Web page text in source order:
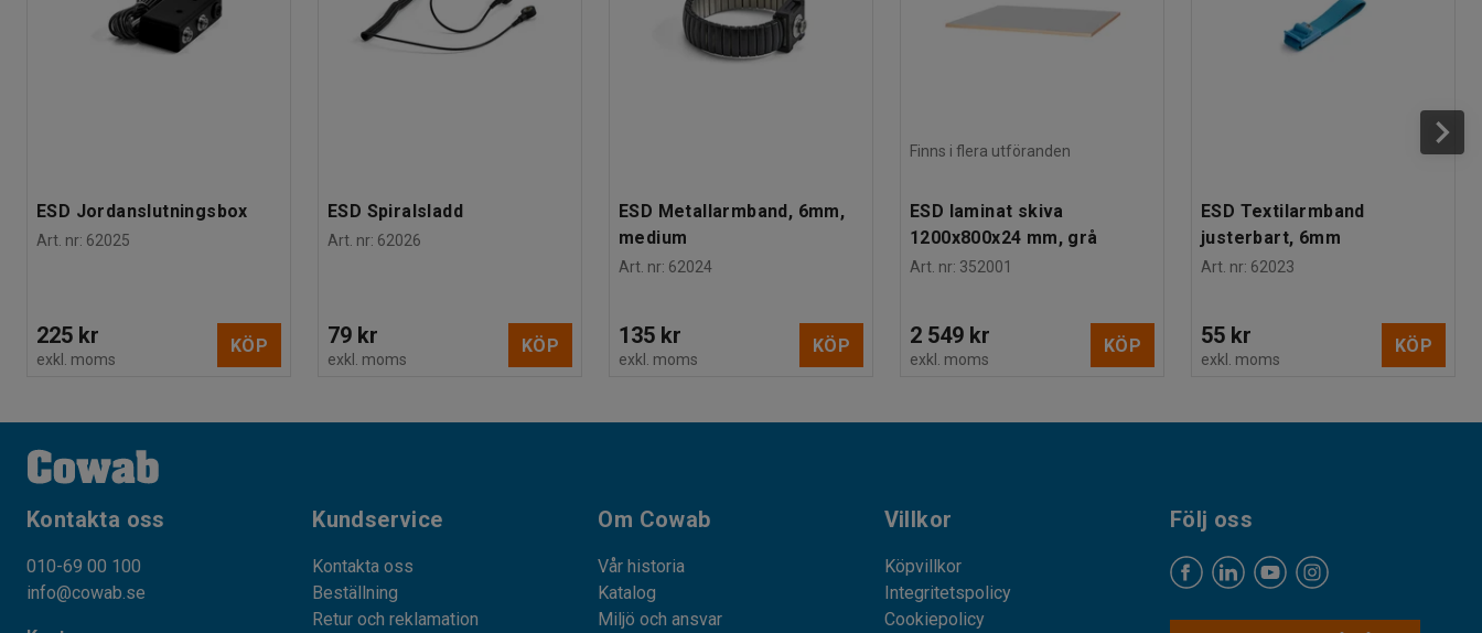
ESD Jordanslutningsbox
Art. nr: 62025
225 kr
exkl. moms
KÖP
ESD Spiralsladd
Art. nr: 62026
79 kr
exkl. moms
KÖP
ESD Metallarmband, 6mm,
medium
Art. nr: 62024
135 kr
exkl. moms
KÖP
Finns i flera utföranden
ESD laminat skiva
1200x800x24 mm, grå
Art. nr: 352001
2 549 kr
exkl. moms
KÖP
ESD Textilarmband
justerbart, 6mm
Art. nr: 62023
55 kr
exkl. moms
KÖP
Kontakta oss
010-69 00 100
info@cowab.se
Kundservice
Kontakta oss
Beställning
Retur och reklamation
Om Cowab
Vår historia
Katalog
Miljö och ansvar
Villkor
Köpvillkor
Integritetspolicy
Cookiepolicy
Följ oss